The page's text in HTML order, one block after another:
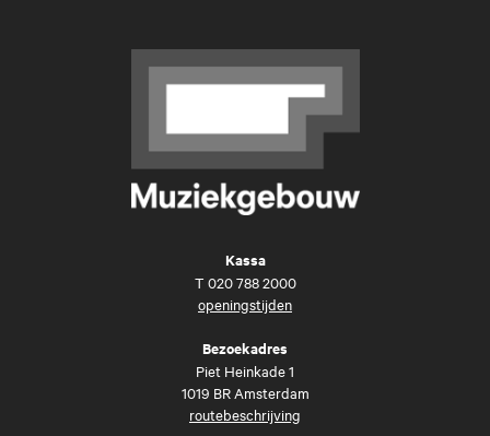
Kassa
T 020 788 2000
openingstijden
Bezoekadres
Piet Heinkade 1
1019 BR Amsterdam
routebeschrijving